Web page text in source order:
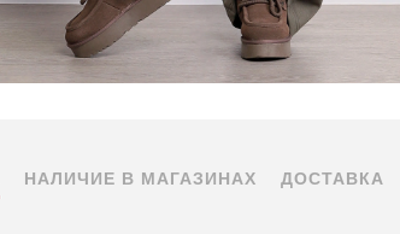
НАЛИЧИЕ В МАГАЗИНАХ ДОСТАВКА